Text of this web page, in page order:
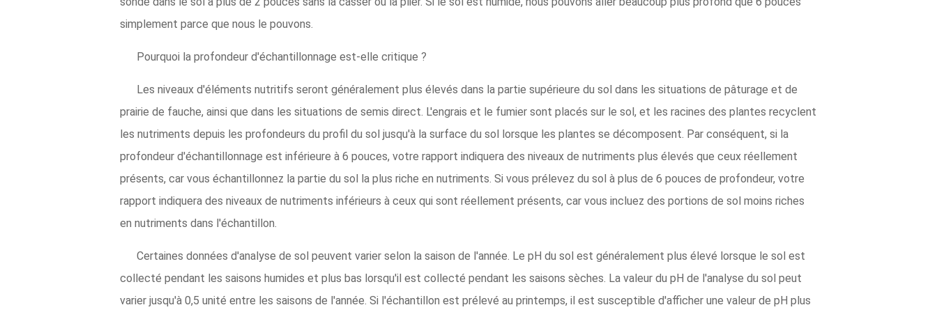
simplement parce que nous le pouvons.
Pourquoi la profondeur d'échantillonnage est-elle critique ?
Les niveaux d'éléments nutritifs seront généralement plus élevés dans la partie supérieure du sol dans les situations de pâturage et de
prairie de fauche, ainsi que dans les situations de semis direct. L'engrais et le fumier sont placés sur le sol, et les racines des plantes recyclent
les nutriments depuis les profondeurs du profil du sol jusqu'à la surface du sol lorsque les plantes se décomposent. Par conséquent, si la
profondeur d'échantillonnage est inférieure à 6 pouces, votre rapport indiquera des niveaux de nutriments plus élevés que ceux réellement
présents, car vous échantillonnez la partie du sol la plus riche en nutriments. Si vous prélevez du sol à plus de 6 pouces de profondeur, votre
rapport indiquera des niveaux de nutriments inférieurs à ceux qui sont réellement présents, car vous incluez des portions de sol moins riches
en nutriments dans l'échantillon.
Certaines données d'analyse de sol peuvent varier selon la saison de l'année. Le pH du sol est généralement plus élevé lorsque le sol est
collecté pendant les saisons humides et plus bas lorsqu'il est collecté pendant les saisons sèches. La valeur du pH de l'analyse du sol peut
varier jusqu'à 0,5 unité entre les saisons de l'année. Si l'échantillon est prélevé au printemps, il est susceptible d'afficher une valeur de pH plus